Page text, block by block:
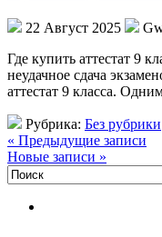
22 Август 2025
Гдe купить aттeстaт 9
неудачное сдача
аттестат 9 класса.
Рубрика: Без рубрики
« Предыдущие записи
Новые записи »